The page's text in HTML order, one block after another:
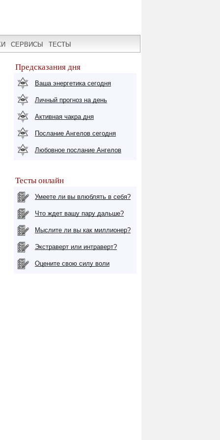
СЕРВИСЫ ТЕСТЫ
Предсказания дня
Ваша энергетика сегодня
Личный прогноз на день
Активная чакра дня
Послание Ангелов сегодня
Любовное послание Ангелов
Тесты онлайн
Умеете ли вы влюблять в себя?
Что ждет вашу пару дальше?
Мыслите ли вы как миллионер?
Экстраверт или интраверт?
Оцените свою силу воли